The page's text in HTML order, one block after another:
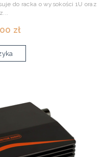
do racka o wysokości 1U oraz
zł